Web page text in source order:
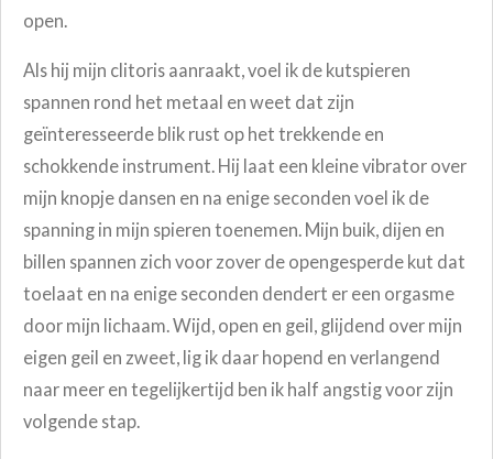
open.
Als hij mijn clitoris aanraakt, voel ik de kutspieren
spannen rond het metaal en weet dat zijn
geïnteresseerde blik rust op het trekkende en
schokkende instrument. Hij laat een kleine vibrator over
mijn knopje dansen en na enige seconden voel ik de
spanning in mijn spieren toenemen. Mijn buik, dijen en
billen spannen zich voor zover de opengesperde kut dat
toelaat en na enige seconden dendert er een orgasme
door mijn lichaam. Wijd, open en geil, glijdend over mijn
eigen geil en zweet, lig ik daar hopend en verlangend
naar meer en tegelijkertijd ben ik half angstig voor zijn
volgende stap.